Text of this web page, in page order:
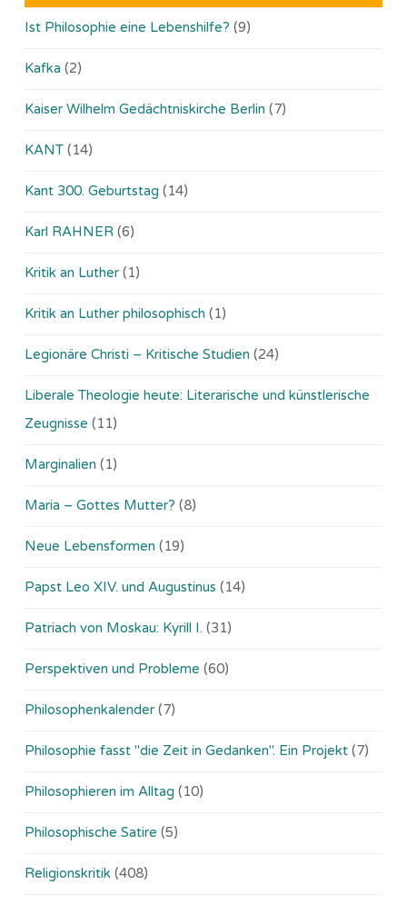
Ist Philosophie eine Lebenshilfe? (9)
Kafka (2)
Kaiser Wilhelm Gedächtniskirche Berlin (7)
KANT (14)
Kant 300. Geburtstag (14)
Karl RAHNER (6)
Kritik an Luther (1)
Kritik an Luther philosophisch (1)
Legionäre Christi – Kritische Studien (24)
Liberale Theologie heute: Literarische und künstlerische
Zeugnisse (11)
Marginalien (1)
Maria – Gottes Mutter? (8)
Neue Lebensformen (19)
Papst Leo XIV. und Augustinus (14)
Patriach von Moskau: Kyrill I. (31)
Perspektiven und Probleme (60)
Philosophenkalender (7)
Philosophie fasst "die Zeit in Gedanken". Ein Projekt (7)
Philosophieren im Alltag (10)
Philosophische Satire (5)
Religionskritik (408)